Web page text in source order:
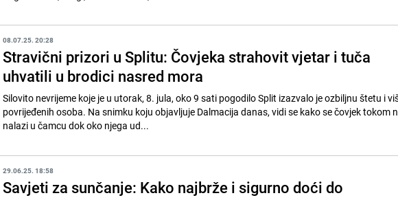
08.07.25. 20:28
Stravični prizori u Splitu: Čovjeka strahovit vjetar i tuča
uhvatili u brodici nasred mora
Silovito nevrijeme koje je u utorak, 8. jula, oko 9 sati pogodilo Split izazvalo je ozbiljnu štetu i
povrijeđenih osoba. Na snimku koju objavljuje Dalmacija danas, vidi se kako se čovjek tokom
nalazi u čamcu dok oko njega ud...
29.06.25. 18:58
Savjeti za sunčanje: Kako najbrže i sigurno doći do